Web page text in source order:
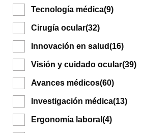
Tecnología médica(9)
Cirugía ocular(32)
Innovación en salud(16)
Visión y cuidado ocular(39)
Avances médicos(60)
Investigación médica(13)
Ergonomía laboral (4)